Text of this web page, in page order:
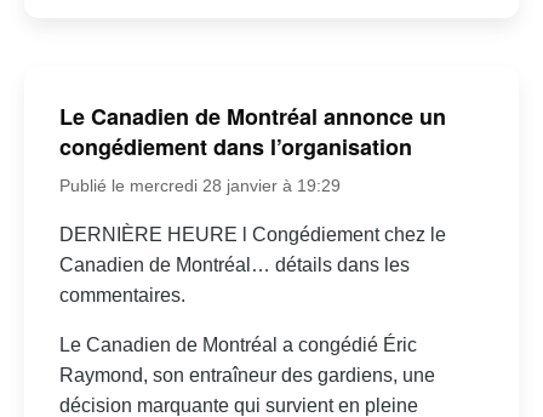
Le Canadien de Montréal annonce un
congédiement dans l’organisation
Publié le mercredi 28 janvier à 19:29
DERNIÈRE HEURE l Congédiement chez le
Canadien de Montréal… détails dans les
commentaires.
Le Canadien de Montréal a congédié Éric
Raymond, son entraîneur des gardiens, une
décision marquante qui survient en pleine